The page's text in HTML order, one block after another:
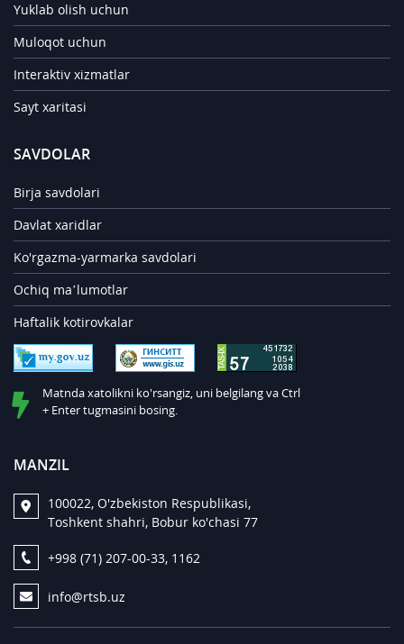
Yuklab olish uchun
Muloqot uchun
Interaktiv xizmatlar
Sayt xaritasi
SAVDOLAR
Birja savdolari
Davlat xaridlar
Ko'rgazma-yarmarka savdolari
Ochiq ma’lumotlar
Haftalik kotirovkalar
Matnda xatolikni ko'rsangiz, uni belgilang va Ctrl
+ Enter tugmasini bosing.
MANZIL
100022, O'zbekiston Respublikasi,
Toshkent shahri, Bobur ko'chasi 77
+998 (71) 207-00-33, 1162
info@rtsb.uz